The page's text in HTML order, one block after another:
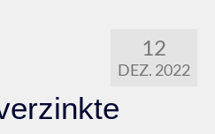
12
DEZ. 2022